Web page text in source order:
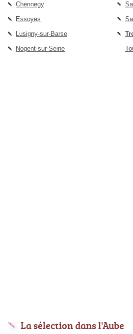
Chennegy
Essoyes
Lusigny-sur-Barse
Nogent-sur-Seine
La sélection dans l'Aube